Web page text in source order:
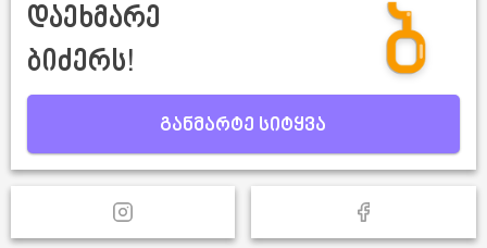
დაეხმარე
ბიძერს!
განმარტე სიტყვა